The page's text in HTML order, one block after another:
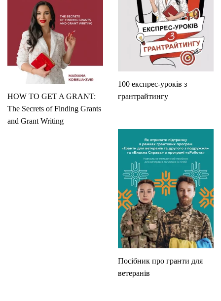
100 експрес-уроків з
грантрайтингу
HOW TO GET A GRANT:
The Secrets of Finding Grants
and Grant Writing
Посібник про гранти для
ветеранів